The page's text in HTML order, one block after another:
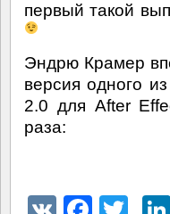
первый такой
Эндрю Крамер
версия одного
2.0 для After
раза: